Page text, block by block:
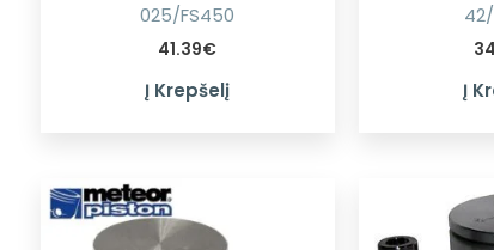
025/FS450
41.39€
Į Krepšelį Į